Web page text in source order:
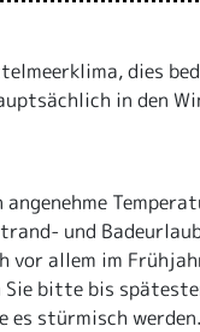
dies
in den
und
vor allem im
bitte bis
es stürmisch werden.